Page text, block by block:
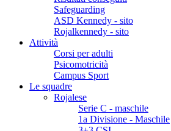
Safeguarding
ASD Kennedy - sito
Rojalkennedy - sito
Attività
Corsi per adulti
Psicomotricità
Campus Sport
Le squadre
Rojalese
Serie C - maschile
1a Divisione - Maschile